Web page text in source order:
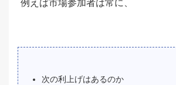
例えば市場参加者は常に、
次の利上げはあるのか